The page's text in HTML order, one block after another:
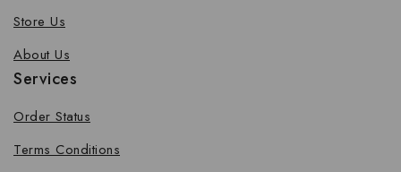
Store Us
About Us
Services
Order Status
Terms Conditions